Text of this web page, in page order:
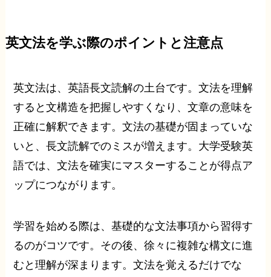
英文法を学ぶ際のポイントと注意点
英文法は、英語長文読解の土台です。文法を理解
すると文構造を把握しやすくなり、文章の意味を
正確に解釈できます。文法の基礎が固まっていな
いと、長文読解でのミスが増えます。大学受験英
語では、文法を確実にマスターすることが得点ア
ップにつながります。
学習を始める際は、基礎的な文法事項から習得す
るのがコツです。その後、徐々に複雑な構文に進
むと理解が深まります。文法を覚えるだけでな